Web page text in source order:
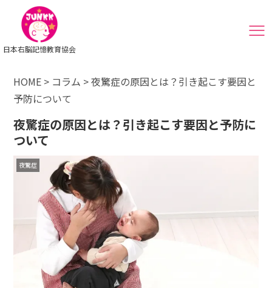
日本右脳記憶教育協会
HOME > コラム >夜驚症の原因とは？引き起こす要因と
予防について
夜驚症の原因とは？引き起こす要因と予防に
ついて
夜驚症